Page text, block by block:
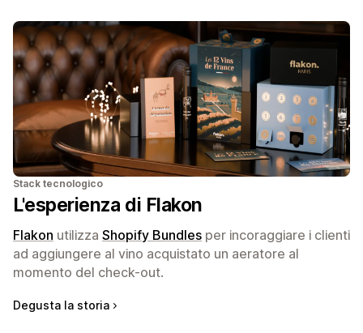
Stack tecnologico
L'esperienza di Flakon
Flakon utilizza Shopify Bundles per incoraggiare i clienti
ad aggiungere al vino acquistato un aeratore al
momento del check-out.
Degusta la storia